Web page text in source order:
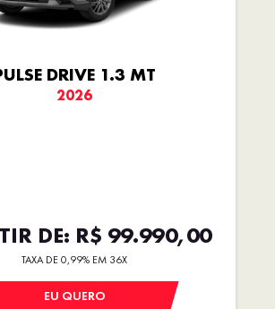
DRIVE 1.3 MT
2026
DE: R$ 99.990,00
TAXA DE 0,99% EM 36X
EU QUERO